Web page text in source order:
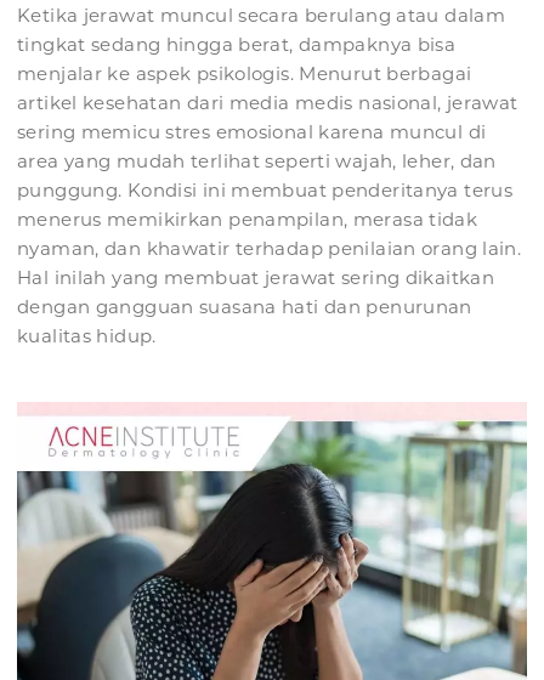
Ketika jerawat muncul secara berulang atau dalam
tingkat sedang hingga berat, dampaknya bisa
menjalar ke aspek psikologis. Menurut berbagai
artikel kesehatan dari media medis nasional, jerawat
sering memicu stres emosional karena muncul di
area yang mudah terlihat seperti wajah, leher, dan
punggung. Kondisi ini membuat penderitanya terus
menerus memikirkan penampilan, merasa tidak
nyaman, dan khawatir terhadap penilaian orang lain.
Hal inilah yang membuat jerawat sering dikaitkan
dengan gangguan suasana hati dan penurunan
kualitas hidup.